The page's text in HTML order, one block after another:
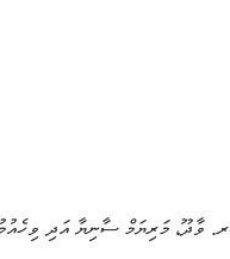
ވާދޫ، މަރިޔަމް ސާނިޔާ އަދި